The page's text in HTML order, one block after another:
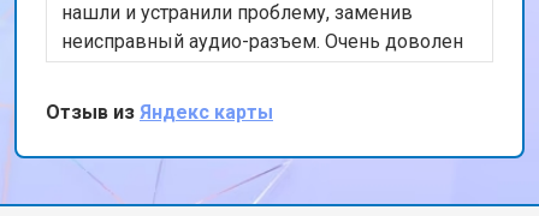
нашли и устранили проблему, заменив
неисправный аудио-разъем. Очень доволен
качеством работы и скоростью
обслуживания. Мои наушники теперь
работают как новые. Спасибо за ваш
профессионализм!
Отзыв из Яндекс карты